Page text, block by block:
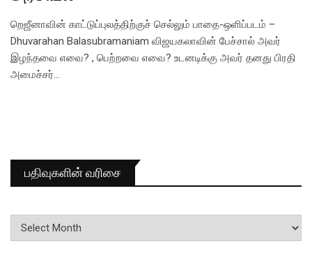
றெஜீனாவின் காட்டுப்புலத்திற்குச் செல்லும் பாதை-ஒளிப்படம் –
Dhuvarahan Balasubramaniam விஜயகலாவின் பேச்சால் அவர்
இழந்தவை எவை? , பெற்றவை எவை? உடனடிக்கு அவர் தனது பிரதி
அமைச்சர்…
பதிவுகளின் வரிசை
பதிவுகளின்
வரிசை